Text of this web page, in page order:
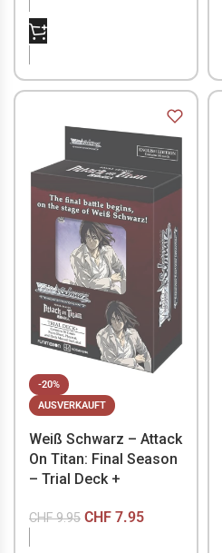
-20%
AUSVERKAUFT
Weiß Schwarz – Attack
On Titan: Final Season
– Trial Deck +
CHF9.95 CHF 7.95